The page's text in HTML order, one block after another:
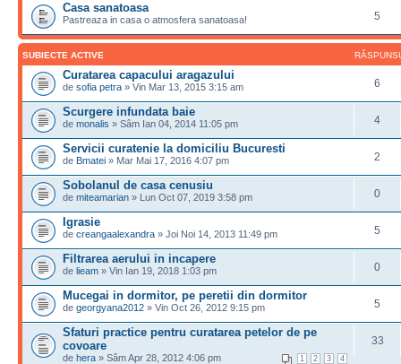
Casa sanatoasa
Pastreaza in casa o atmosfera sanatoasa! 5
SUBIECTE ACTIVE
Curatarea capacului aragazului
de sofia petra » Vin Mar 13, 2015 3:15 am 6
Scurgere infundata baie
de monalis » Sâm Ian 04, 2014 11:05 pm 4
Servicii curatenie la domiciliu Bucuresti
de Bmatei » Mar Mai 17, 2016 4:07 pm 2
Sobolanul de casa cenusiu
de miteamarian » Lun Oct 07, 2019 3:58 pm 0
Igrasie
de creangaalexandra » Joi Noi 14, 2013 11:49 pm 5
Filtrarea aerului in incapere
de lieam » Vin Ian 19, 2018 1:03 pm 0
Mucegai in dormitor, pe peretii din dormitor
de georgyana2012 » Vin Oct 26, 2012 9:15 pm 5
Sfaturi practice pentru curatarea petelor de pe
covoare
1 2 3 4
de hera » Sâm Apr 28, 2012 4:06 pm
33